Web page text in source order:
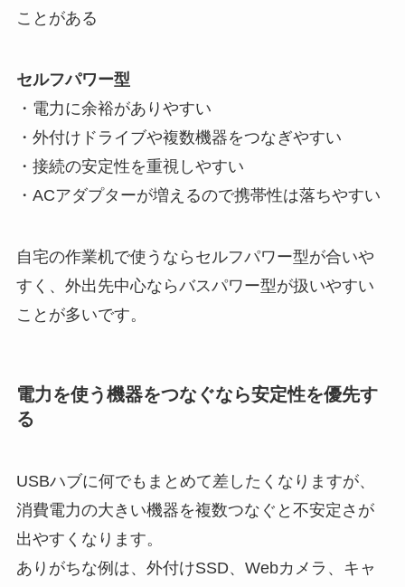
ことがある
セルフパワー型
・電力に余裕がありやすい
・外付けドライブや複数機器をつなぎやすい
・接続の安定性を重視しやすい
・ACアダプターが増えるので携帯性は落ちやすい
自宅の作業机で使うならセルフパワー型が合いや
すく、外出先中心ならバスパワー型が扱いやすい
ことが多いです。
電力を使う機器をつなぐなら安定性を優先す
る
USBハブに何でもまとめて差したくなりますが、
消費電力の大きい機器を複数つなぐと不安定さが
出やすくなります。
ありがちな例は、外付けSSD、Webカメラ、キャ